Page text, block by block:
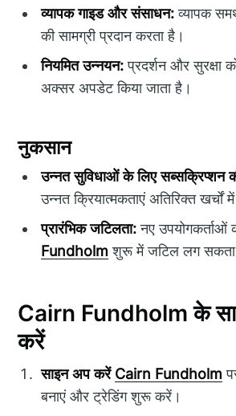
व्यापक गाइड और संसाधन:व्यापक
की सामग्री प्रदान करता है।
नियमित उन्नयन:प्रदर्शन और सुरक्षा
अक्सर अपडेट किया जाता है।
नुकसान
उन्नत सुविधाओं के लिए सब्सक्रिप्शन
उन्नत क्रियात्मकताएं अतिरिक्त खर्चों में
प्रारंभिक जटिलता:नए उपयोगकर्ताओं
Fundholm शुरू में जटिल लग सकता
Cairn Fundholm के
करें
साइन अप करें Cairn Fundholm
बनाएं और ट्रेडिंग शुरू करें।